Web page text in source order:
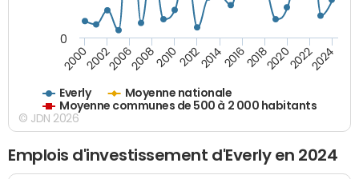
Everly
Moyenne nationale
Moyenne communes de 500 à 2 000 habitants
200020022006200820102012201420162018202020222024
0
© JDN 2026
Emplois d'investissement d'Everly en 2024